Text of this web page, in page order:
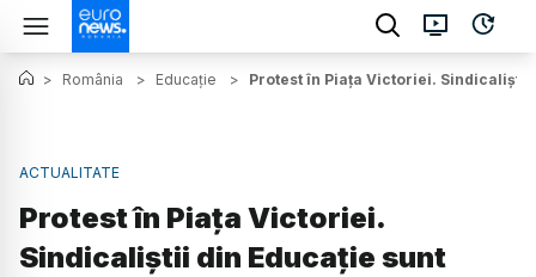
> România > Educație > Protest în Piața Victoriei.
ACTUALITATE
Protest în Piața Victoriei.
Sindicaliștii din Educație sunt